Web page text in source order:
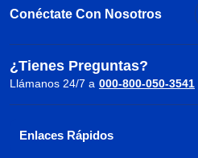
Conéctate Con Nosotros
¿Tienes Preguntas?
Llámanos 24/7 a 000-800-050-3541
Enlaces Rápidos